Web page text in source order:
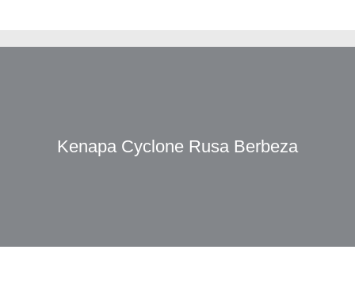
Kenapa Cyclone Rusa Berbeza